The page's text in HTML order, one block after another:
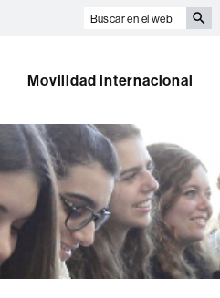
Buscar
web
Movilidad internacional